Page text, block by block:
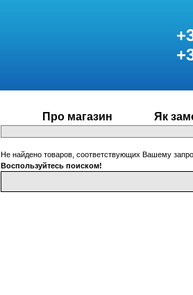
Про магазин Як
Не найдено товаров, соответствующих Вашему
Воспользуйтесь поиском!